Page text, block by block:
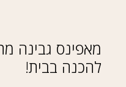
מאפינס גבינה
להכנה בבית!